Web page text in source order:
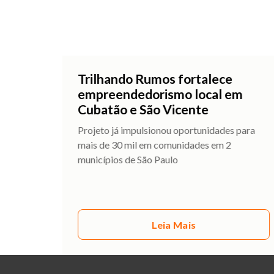
Trilhando Rumos fortalece
empreendedorismo local em
Cubatão e São Vicente
Projeto já impulsionou oportunidades para
mais de 30 mil em comunidades em 2
municípios de São Paulo
Leia Mais